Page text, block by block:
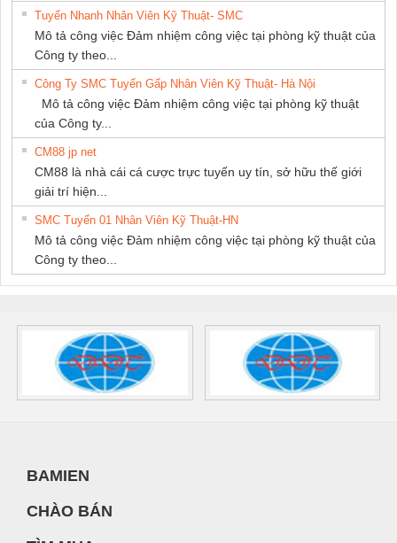
Tuyển Nhanh Nhân Viên Kỹ Thuật- SMC
Mô tả công việc Đảm nhiệm công việc tại phòng kỹ thuật của
Công ty theo...
Công Ty SMC Tuyển Gấp Nhân Viên Kỹ Thuật- Hà Nội
Mô tả công việc Đảm nhiệm công việc tại phòng kỹ thuật
của Công ty...
CM88 jp net
CM88 là nhà cái cá cược trực tuyến uy tín, sở hữu thế giới
giải trí hiện...
SMC Tuyển 01 Nhân Viên Kỹ Thuật-HN
Mô tả công việc Đảm nhiệm công việc tại phòng kỹ thuật của
Công ty theo...
BAMIEN
CHÀO BÁN